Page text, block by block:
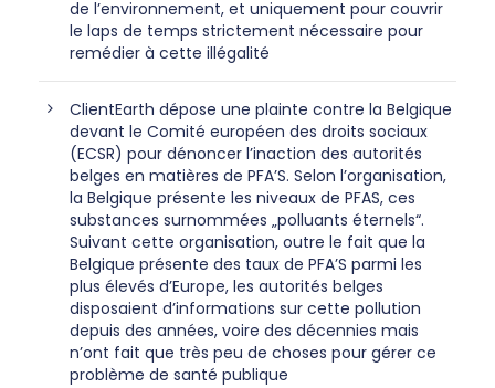
de l’environnement, et uniquement pour couvrir
le laps de temps strictement nécessaire pour
remédier à cette illégalité
ClientEarth dépose une plainte contre la Belgique
devant le Comité européen des droits sociaux
(ECSR) pour dénoncer l’inaction des autorités
belges en matières de PFA’S. Selon l’organisation,
la Belgique présente les niveaux de PFAS, ces
substances surnommées „polluants éternels“.
Suivant cette organisation, outre le fait que la
Belgique présente des taux de PFA’S parmi les
plus élevés d’Europe, les autorités belges
disposaient d’informations sur cette pollution
depuis des années, voire des décennies mais
n’ont fait que très peu de choses pour gérer ce
problème de santé publique